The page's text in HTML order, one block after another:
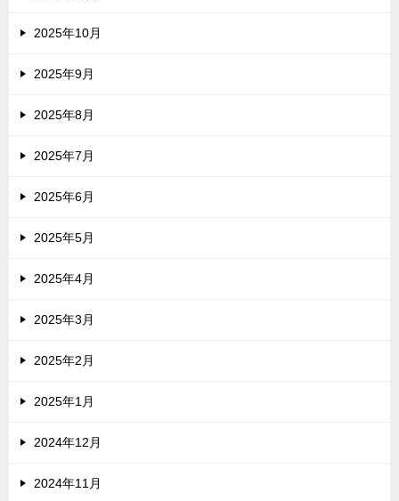
2025年10月
2025年9月
2025年8月
2025年7月
2025年6月
2025年5月
2025年4月
2025年3月
2025年2月
2025年1月
2024年12月
2024年11月